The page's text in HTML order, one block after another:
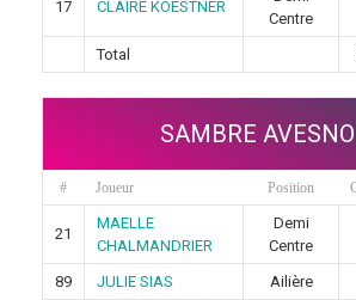
17 CLAIRE KOESTNER
Centre
Total
SAMBRE
# Joueur Position
21
MAELLE
CHALMANDRIER
Demi
Centre
89 JULIE SIAS Ailière